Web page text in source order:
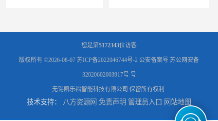
柱塞泵价格 液压泵报价
您是第5172343位访客
版权所有 ©2026-08-07 苏ICP备2022046744号-2 公安备案号 苏公网安备
32020602003917号 号
无锡凯乐福智能科技有限公司 保留所有权利.
技术支持： 八方资源网 免责声明 管理员入口 网站地图